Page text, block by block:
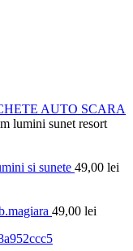
AUTO SCARA
lumini sunet resort
si sunete 49,00 lei
49,00 lei